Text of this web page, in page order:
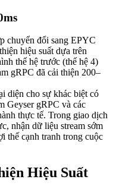
chuyển đổi sang EPYC
hiệu suất dựa trên
thế hệ trước (thế hệ 4)
gRPC đã cải thiện 200–
diện cho sự khác biệt có
Geyser gRPC và các
thực tế. Trong giao dịch
nhận dữ liệu stream sớm
thế cạnh tranh trong cuộc
Hiệu Suất